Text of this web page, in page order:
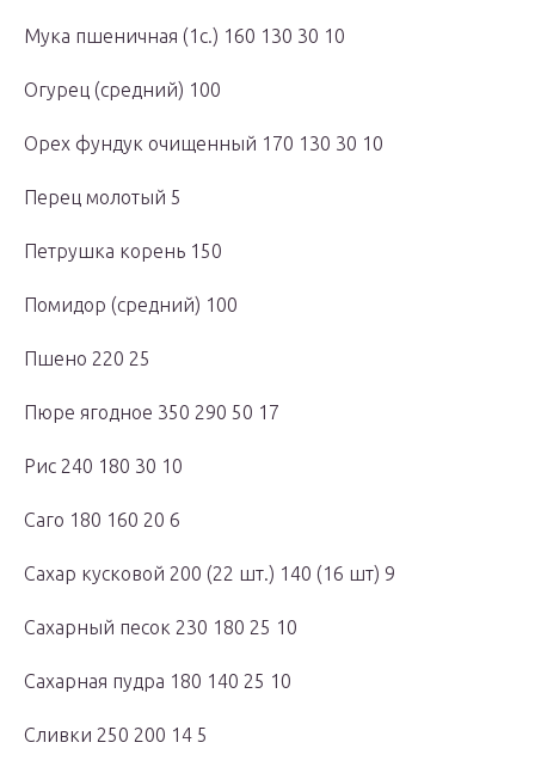
Мука пшеничная (1с.) 160 130 30 10
Огурец (средний) 100
Орех фундук очищенный 170 130 30 10
Перец молотый 5
Петрушка корень 150
Помидор (средний) 100
Пшено 220 25
Пюре ягодное 350 290 50 17
Рис 240 180 30 10
Саго 180 160 20 6
Сахар кусковой 200 (22 шт.) 140 (16 шт) 9
Сахарный песок 230 180 25 10
Сахарная пудра 180 140 25 10
Сливки 250 200 14 5